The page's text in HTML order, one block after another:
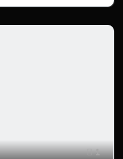
1